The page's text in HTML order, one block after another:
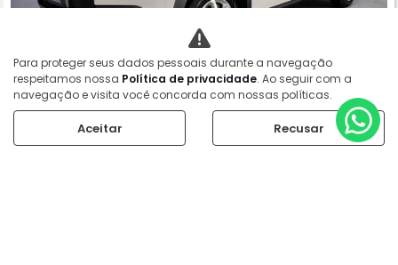
Co
m
pa
he
CITROËN
C3 1.0 FIREFLY FLEX LIVE PACK MANUAL
Via Nissan - Barreiras
Para proteger seus dados pessoais durante a navegação
respeitamos nossa Política de privacidade. Ao seguir com a
navegação e visita você concorda com nossas políticas.
Aceitar Recusar